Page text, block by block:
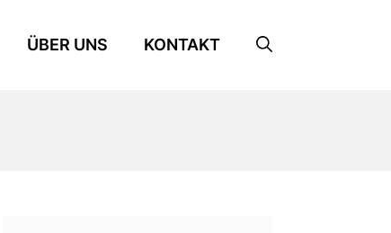
ÜBER UNS KONTAKT